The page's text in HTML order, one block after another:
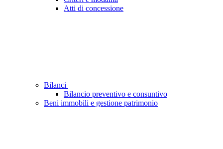
Atti di concessione
Bilanci
Bilancio preventivo e consuntivo
Beni immobili e gestione patrimonio